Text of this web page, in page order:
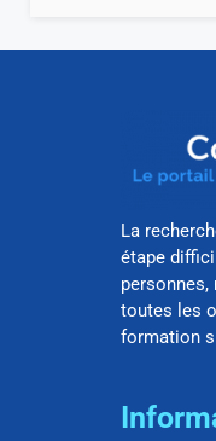
La
étape
personnes,
toutes les
formation